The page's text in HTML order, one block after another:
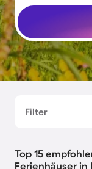
Filter
Top 15
Ferienhäuser in